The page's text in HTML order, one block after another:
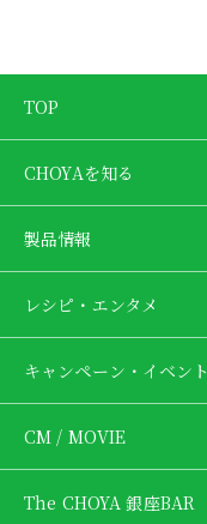
TOP
CHOYAを知る
製品情報
レシピ・エンタメ
キャンペーン・イベント
CM / MOVIE
The CHOYA 銀座BAR